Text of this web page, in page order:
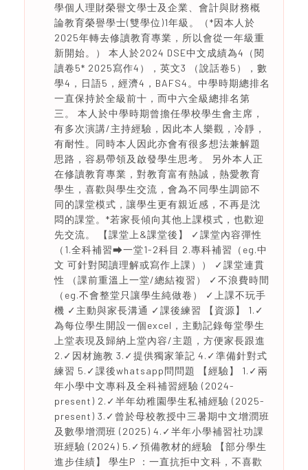
學個人理財榮譽文學士及企業、會計與財務概
論教育榮譽學士(雙學位)1年級。（*因本人於
2025年轉去修讀教育專業，所以會從一年級重
新開始。） 本人於2024 DSE中文成績為4（閱
讀卷5* 2025寫作4），英文3 （說話卷5），數
學4，日語5，經濟4，BAFS4。中學時期總排名
一直保持於全級前十，而中六全級總排名第
三。 本人於中學時期曾擔任學校學生會主席，
有多次演講/主持經驗，因此本人樂觀，冷靜，
有耐性。同時本人因此亦會有很多想法兼解題
思路，容易帶領及啟發學生思考。 另外本人正
在修讀教育專業，對教育富有熱誠，熱愛教育
學生，喜歡與學生交流，會為不同學生調節不
同的課堂模式，讓學生更有親近感，不再是沈
悶的課堂。*若家長傾向其他上課模式，也歡迎
先交流。 【課堂上&課堂後】 ✓課堂內容彈性
（1.全科補習⮕一堂1-2科目 2.專科補習（eg.中
文 可針對閱讀理解或寫作上課）） ✓課堂連貫
性 （課前重溫上一堂/總結複習） ✓不浪費時間
（eg.不會整堂只讓學生純做卷） ✓上課不玩手
機 ✓主動與家長溝通 ✓課後練習 【資源】 1.✓
為每位學生開設一個excel，主動記錄每堂學生
上堂表現及歸納上堂內容/主題，方便家長跟進
2.✓因材施教 3.✓提供獨家筆記 4.✓準備針對式
練習 5.✓課後whatsapp問問題 【經驗】 1.✓兩
年小學中文專科及全科補習經驗 (2024-
present) 2.✓半年幼稚園學生私補經驗 (2025-
present) 3.✓曾於母校教授中三暑期中文增潤班
及數學增潤班 (2025) 4.✓半年小學補習社功課
班經驗 (2024) 5.✓預備教材的經驗 【部分學生
進步佳績】 學生P ：一直抗拒中文科，不喜歡